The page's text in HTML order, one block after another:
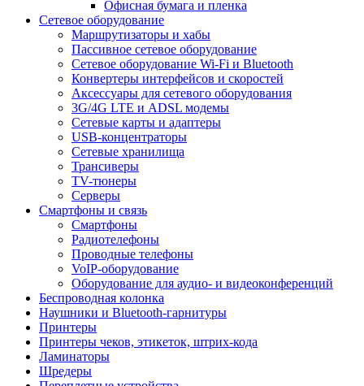
Офисная бумага и пленка
Сетевое оборудование
Маршрутизаторы и хабы
Пассивное сетевое оборудование
Сетевое оборудование Wi-Fi и Bluetooth
Конвертеры интерфейсов и скоростей
Аксессуары для сетевого оборудования
3G/4G LTE и ADSL модемы
Сетевые карты и адаптеры
USB-концентраторы
Сетевые хранилища
Трансиверы
TV-тюнеры
Серверы
Смартфоны и связь
Смартфоны
Радиотелефоны
Проводные телефоны
VoIP-оборудование
Оборудование для аудио- и видеоконференций
Беспроводная колонка
Наушники и Bluetooth-гарнитуры
Принтеры
Принтеры чеков, этикеток, штрих-кода
Ламинаторы
Шредеры